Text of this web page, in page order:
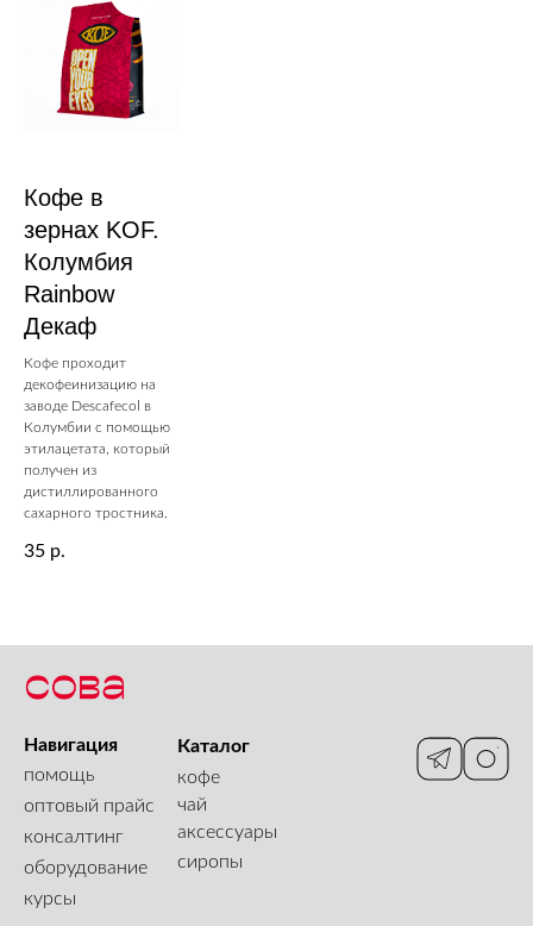
Кофе в
зернах KOF.
Колумбия
Rainbow
Декаф
Кофе проходит
декофеинизацию на
заводе Descafecol в
Колумбии с помощью
этилацетата, который
получен из
дистиллированного
сахарного тростника.
35 р.
Каталог
кофе
чай
аксессуары
сиропы
Навигация
помощь
оптовый прайс
оборудование
консалтинг
курсы